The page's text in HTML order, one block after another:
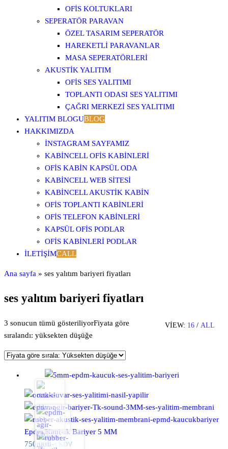
OFIS KOLTUKLARI
SEPERATÖR PARAVAN
ÖZEL TASARIM SEPERATÖR
HAREKETLI PARAVANLAR
MASA SEPERATÖRLERI
AKUSTIK YALITIM
OFIS SES YALITIMI
TOPLANTI ODASI SES YALITIMI
ÇAĞRI MERKEZI SES YALITIMI
YALITIM BLOGUBLOG
HAKKIMIZDA
İNSTAGRAM SAYFAMIZ
KABINCELL OFIS KABINLERI
OFIS KABIN KAPSÜL ODA
KABINCELL WEB SITESI
KABINCELL AKUSTIK KABIN
OFIS TOPLANTI KABINLERI
OFIS TELEFON KABINLERI
KAPSÜL OFIS PODLAR
OFIS KABINLERI PODLAR
İLETIŞIMCALL
Ana sayfa » ses yalıtım bariyeri fiyatları
ses yalıtım bariyeri fiyatları
VIEW: 16 / ALL
3 sonucun tümü gösteriliyorFiyata göre
sıralandı: yüksekten düşüğe
Epdm Kauçuk Bariyer 5 MM
750,00₺ + KDV